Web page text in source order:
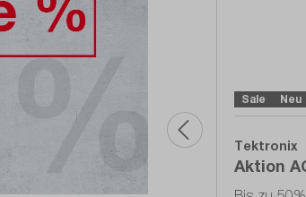
Sale Neu
Tektronix
Aktion